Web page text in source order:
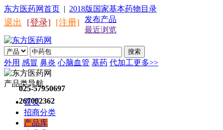
东方医药网首页 | 2018版国家基本药物目录
退出 [登录] [注册]
发布产品
最近浏览
搜索
外用 感冒 鼻炎 心脑血管 基药 代加工更多>>
025-57950697
267002362
产品类导航
首页
招商分类
产品库